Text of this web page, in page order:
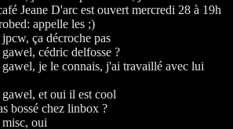
Jeane D'arc est ouvert mercredi 28 à 19h
appelle les ;)
jpcw, ça décroche pas
gawel, cédric delfosse ?
gawel, je le connais, j'ai travaillé avec lui
gawel, et oui il est cool
bossé chez linbox ?
misc, oui